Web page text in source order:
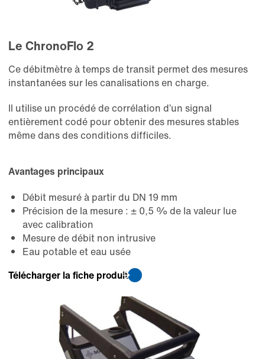
Le ChronoFlo 2
Ce débitmètre à temps de transit permet des mesures
instantanées sur les canalisations en charge.
Il utilise un procédé de corrélation d’un signal
entièrement codé pour obtenir des mesures stables
même dans des conditions difficiles.
Avantages principaux
Débit mesuré à partir du DN 19 mm
Précision de la mesure : ± 0,5 % de la valeur lue
avec calibration
Mesure de débit non intrusive
Eau potable et eau usée
Télécharger la fiche produit